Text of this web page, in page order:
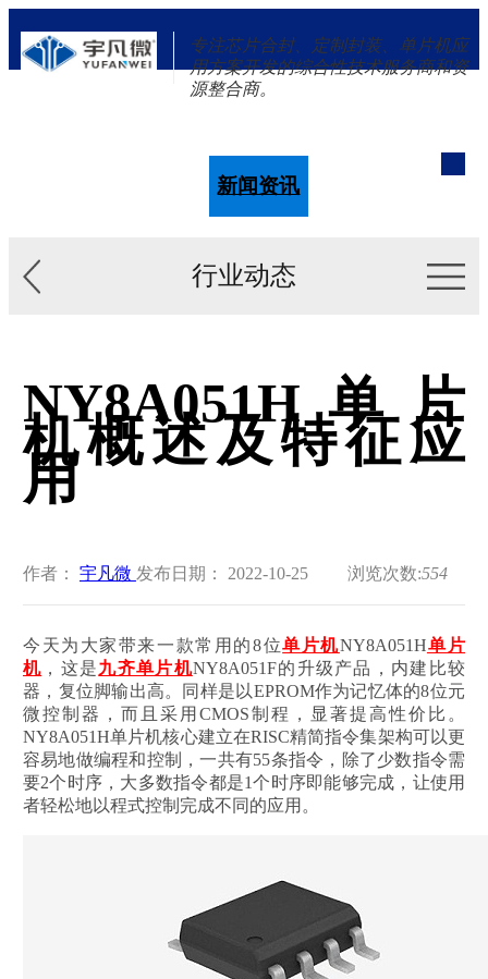
专注芯片合封、定制封装、单片机应
用方案开发的综合性技术服务商和资
源整合商。
新闻资讯
行业动态
NY8A051H单片
机概述及特征应
用
作者： 宇凡微 发布日期： 2022-10-25 浏览次数:554
今天为大家带来一款常用的8位单片机NY8A051H单片
机 ，这是九齐单片机NY8A051F的升级产品，内建比较
器，复位脚输出高。同样是以EPROM作为记忆体的8位元
微控制器，而且采用CMOS制程，显著提高性价比。
NY8A051H单片机核心建立在RISC精简指令集架构可以更
容易地做编程和控制，一共有55条指令，除了少数指令需
要2个时序，大多数指令都是1个时序即能够完成，让使用
者轻松地以程式控制完成不同的应用。